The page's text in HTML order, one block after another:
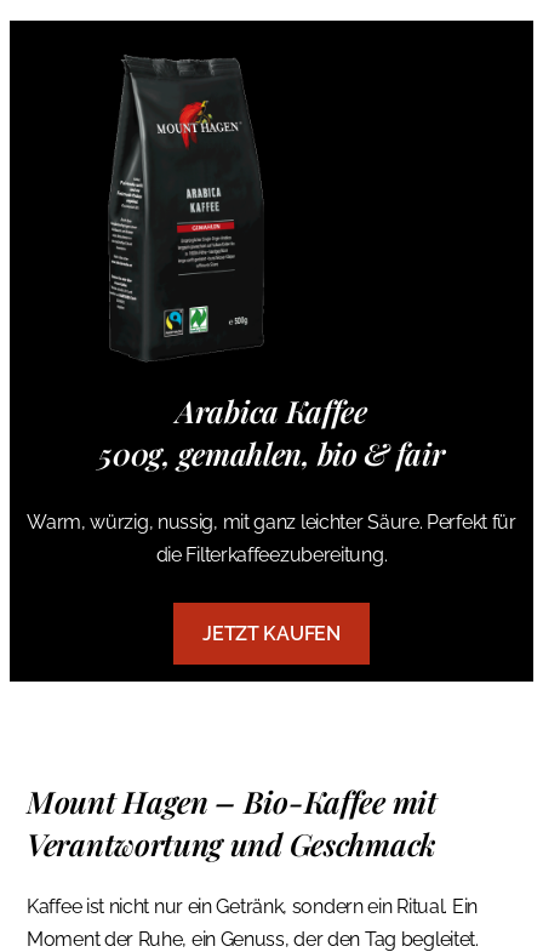
Arabica Kaffee
500g, gemahlen, bio & fair
Warm, würzig, nussig, mit ganz leichter Säure. Perfekt für
die Filterkaffeezubereitung.
JETZT KAUFEN
Mount Hagen – Bio-Kaffee mit
Verantwortung und Geschmack
Kaffee ist nicht nur ein Getränk, sondern ein Ritual. Ein
Moment der Ruhe, ein Genuss, der den Tag begleitet.